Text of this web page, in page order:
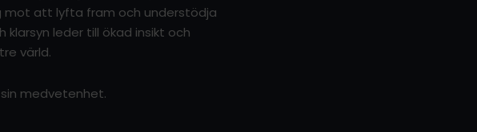
mot att lyfta fram och understödja
leder till ökad insikt och
värld.
medvetenhet.